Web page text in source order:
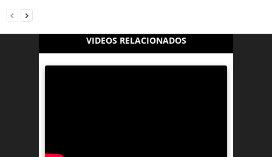
VIDEOS RELACIONADOS